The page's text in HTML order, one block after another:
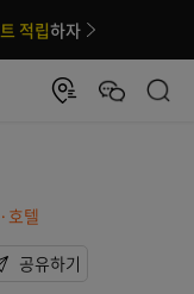
적립하자
호텔
공유하기